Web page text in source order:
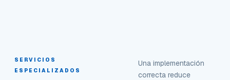
SERVICIOS
ESPECIALIZADOS
Una implementación
correcta reduce